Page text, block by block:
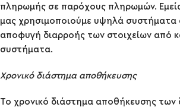
πληρωμής σε παρόχους πληρωμών.
μας χρησιμοποιούμε υψηλά συστήματα
αποφυγή διαρροής των στοιχείων από
συστήματα.
Χρονικό διάστημα αποθήκευσης
Το χρονικό διάστημα αποθήκευσης των